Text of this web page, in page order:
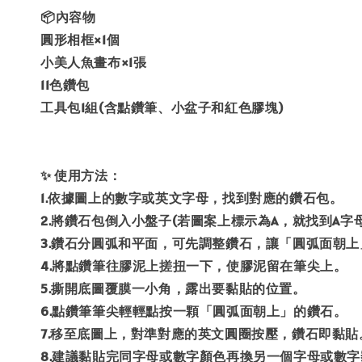
📦內容物
圓形相框×1個
小美人魚畫布×1張
11色鑽包
工具包1組(含點鑽筆、小盆子和紅色膠塊)
✨ 使用方法：
1.依據圖上的數字或英文字母，找到對應的鑽石包。
2.將鑽石包倒入小盤子(若圖案上標示為A，就找到A字
3.鑽石分圓弧和平面，可先調整鑽石，讓「圓弧面朝上
4.將點鑽筆往膠泥上搓扭一下，使膠泥留在筆尖上。
5.撕開底圖覆膜一小角，露出要黏貼的位置。
6.點鑽筆筆尖輕輕點按一顆「圓弧面朝上」的鑽石。
7.移至底圖上，對準對應的英文圓圈按壓，鑽石即黏貼
8.建議黏貼完同字母或數字顏色再換另一個字母或數字